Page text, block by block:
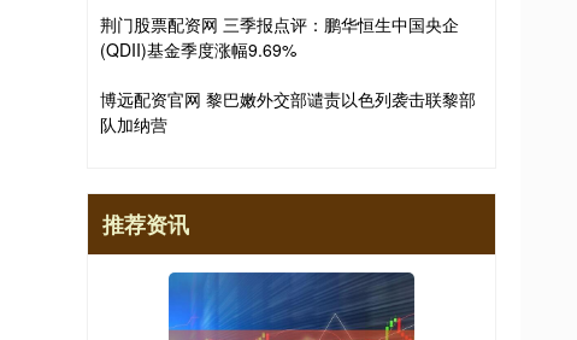
荆门股票配资网 三季报点评：鹏华恒生中国央企
(QDII)基金季度涨幅9.69%
博远配资官网 黎巴嫩外交部谴责以色列袭击联黎部
队加纳营
推荐资讯